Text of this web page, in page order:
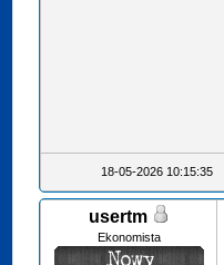
18-05-2026 10:15:35
usertm
Ekonomista